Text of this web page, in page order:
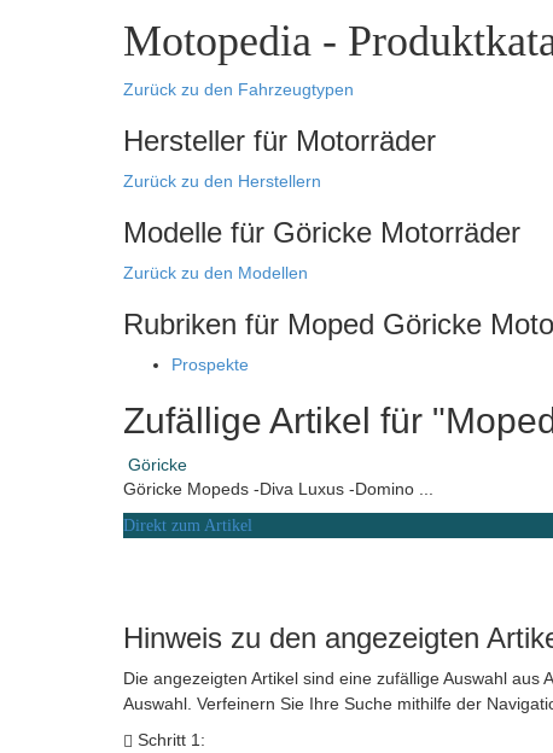
Motopedia -
Zurück zu den Fahrzeugtypen
Hersteller für Motorräder
Zurück zu den Herstellern
Modelle für Göricke Motorräder
Zurück zu den Modellen
Rubriken für Moped Göricke
Prospekte
Zufällige Artikel für
Göricke
Göricke Mopeds -Diva Luxus -Domino ...
Direkt zum Artikel
Hinweis zu den angezeigten
Die angezeigten Artikel sind eine zufällige Auswahl aus
Auswahl. Verfeinern Sie Ihre Suche mithilfe der
Schritt 1: